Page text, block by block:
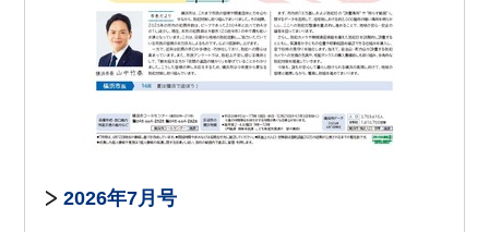
2026年7月号